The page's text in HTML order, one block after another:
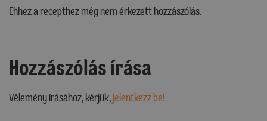
Ehhez a recepthez még nem érkezett hozzászólás.
Hozzászólás írása
Vélemény írásához, kérjük,jelentkezz be!